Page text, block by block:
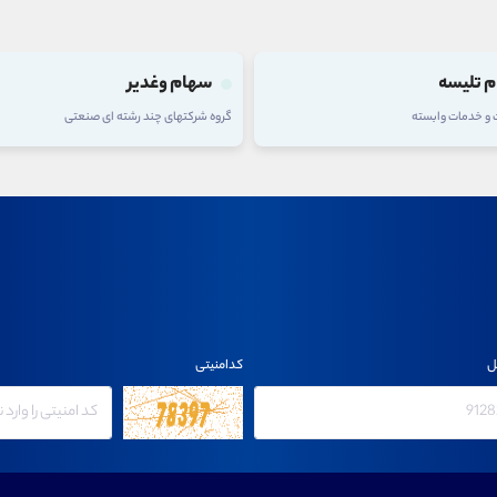
تلیسه
و خدمات وابسته
سهام وغدیر
گروه شرکتهای چند رشته ای صنعتی
کدامنیتی